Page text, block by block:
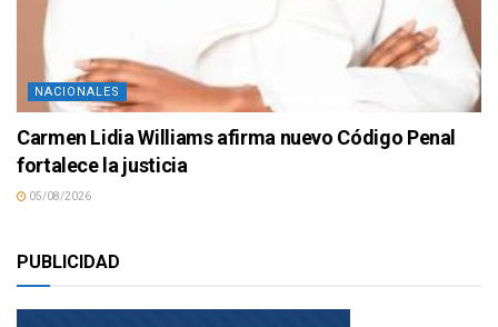
NACIONALES
Carmen Lidia Williams afirma nuevo Código Penal
fortalece la justicia
05/08/2026
PUBLICIDAD